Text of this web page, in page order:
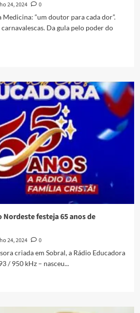
24, 2024
0
“um doutor para cada dor”.
Da gula pelo poder do
Nordeste festeja 65 anos de
24, 2024
0
criada em Sobral, a Rádio Educadora
/ 950 kHz – nasceu...